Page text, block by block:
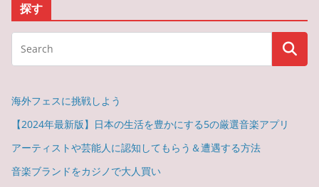
探す
海外フェスに挑戦しよう
【2024年最新版】日本の生活を豊かにする5の厳選音楽アプリ
アーティストや芸能人に認知してもらう＆遭遇する方法
音楽ブランドをカジノで大人買い